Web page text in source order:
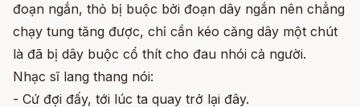
đoạn ngắn, thỏ bị buộc bởi đoạn dây ngắn nên chẳng
chạy tung tăng được, chỉ cần kéo căng dây một chút
là đã bị dây buộc cổ thít cho đau nhói cả người.
Nhạc sĩ lang thang nói:
- Cứ đợi đấy, tới lúc ta quay trở lại đây.